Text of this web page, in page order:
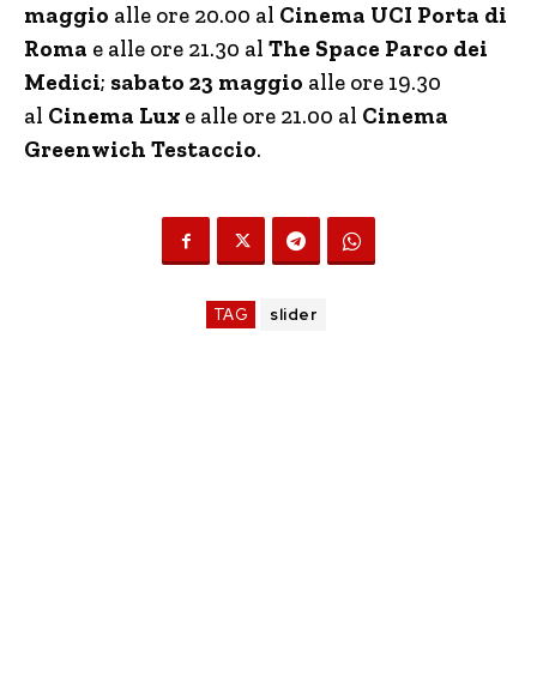
maggio alle ore 20.00 al Cinema UCI Porta di
Roma e alle ore 21.30 al The Space Parco dei
Medici; sabato 23 maggio alle ore 19.30
al Cinema Lux e alle ore 21.00 al Cinema
Greenwich Testaccio.
TAG slider